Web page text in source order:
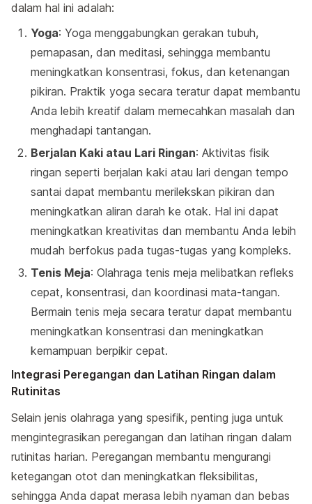
dalam hal ini adalah:
Yoga: Yoga menggabungkan gerakan tubuh,
pernapasan, dan meditasi, sehingga membantu
meningkatkan konsentrasi, fokus, dan ketenangan
pikiran. Praktik yoga secara teratur dapat membantu
Anda lebih kreatif dalam memecahkan masalah dan
menghadapi tantangan.
Berjalan Kaki atau Lari Ringan: Aktivitas fisik
ringan seperti berjalan kaki atau lari dengan tempo
santai dapat membantu merilekskan pikiran dan
meningkatkan aliran darah ke otak. Hal ini dapat
meningkatkan kreativitas dan membantu Anda lebih
mudah berfokus pada tugas-tugas yang kompleks.
Tenis Meja: Olahraga tenis meja melibatkan refleks
cepat, konsentrasi, dan koordinasi mata-tangan.
Bermain tenis meja secara teratur dapat membantu
meningkatkan konsentrasi dan meningkatkan
kemampuan berpikir cepat.
Integrasi Peregangan dan Latihan Ringan dalam
Rutinitas
Selain jenis olahraga yang spesifik, penting juga untuk
mengintegrasikan peregangan dan latihan ringan dalam
rutinitas harian. Peregangan membantu mengurangi
ketegangan otot dan meningkatkan fleksibilitas,
sehingga Anda dapat merasa lebih nyaman dan bebas